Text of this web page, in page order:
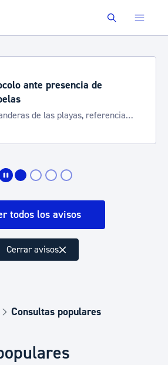
Buscar
ante presencia de
de las playas, referencia
todos los avisos
Cerrar avisos
Consultas populares